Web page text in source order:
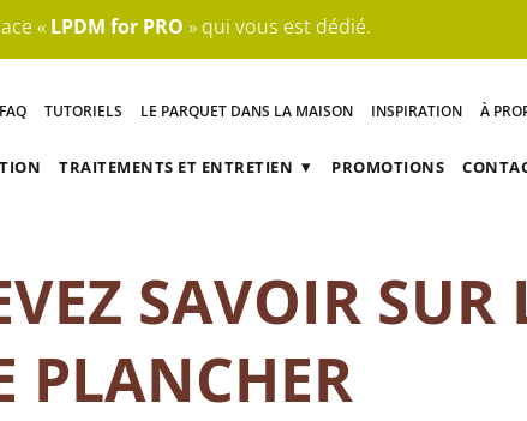
« LPDM for PRO » qui vous est dédié.
TRAITEMENTS ET ENTRETIEN
VITRIFICATION | VERNIS
HUILES
HUILE D’EXTÉRIEUR
PROMOTIONS
FAQ TUTORIELS LE PARQUET DANS LA MAISON INSPIRATION À
SAVOIR SUR
PLANCHER